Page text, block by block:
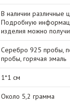
В наличии различные
Подробную
изделия можно
Серебро 925 пробы,
пробы, горячая эмаль
1*1 см
Около 5,2 грамма